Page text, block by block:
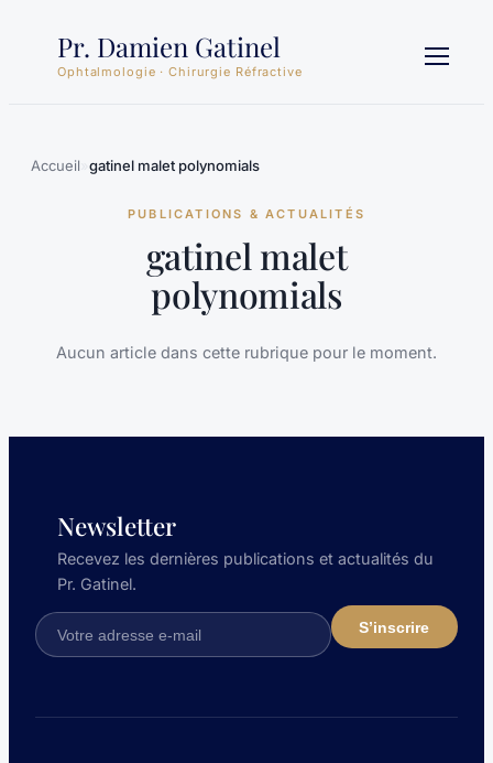
contenu
Pr. Damien Gatinel
Ophtalmologie · Chirurgie Réfractive
Accueil gatinel malet polynomials
PUBLICATIONS & ACTUALITÉS
gatinel malet
polynomials
Aucun article dans cette rubrique pour le moment.
Newsletter
Recevez les dernières publications et actualités du
Pr. Gatinel.